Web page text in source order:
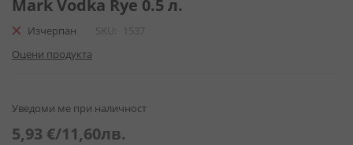
на
галерия
снимки
Mark Vodka Rye 0.5 л.
Изчерпан SKU
1537
Оцени продукта
Уведоми ме при наличност
5,93 €/11,60лв.